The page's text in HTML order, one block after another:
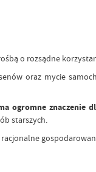
o rozsądne
oraz mycie
ogromne znaczenie
starszych.